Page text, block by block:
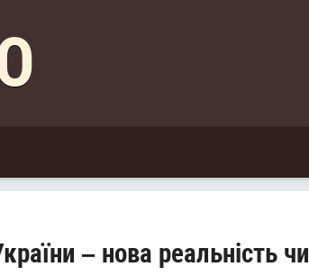
– нова реальність чи